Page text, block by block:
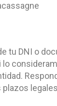
tu DNI o